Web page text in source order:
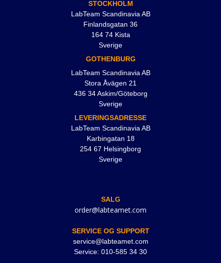
STOCKHOLM
LabTeam Scandinavia AB
Finlandsgatan 36
164 74 Kista
Sverige
GOTHENBURG
LabTeam Scandinavia AB
Stora Åvägen 21
436 34 Askim/Göteborg
Sverige
LEVERINGSADRESSE
LabTeam Scandinavia AB
Karbingatan 18
254 67 Helsingborg
Sverige
SALG
order@labteamet.com
SERVICE OG SUPPORT
service@labteamet.com
Service: 010-585 34 30